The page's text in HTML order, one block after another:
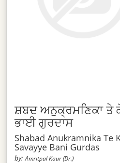
ਸ਼ਬਦ ਅਨੁਕ੍ਰਮਣਿਕਾ ਤੇ
ਭਾਈ ਗੁਰਦਾਸ
Shabad Anukramnika Te
Savayye Bani Gurdas
by: Amritpal Kaur (Dr.)